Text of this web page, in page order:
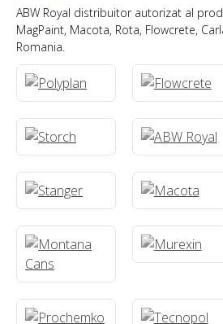
ABW Royal distribuitor autorizat al
MagPaint, Macota, Rota, Flowcrete,
Romania.